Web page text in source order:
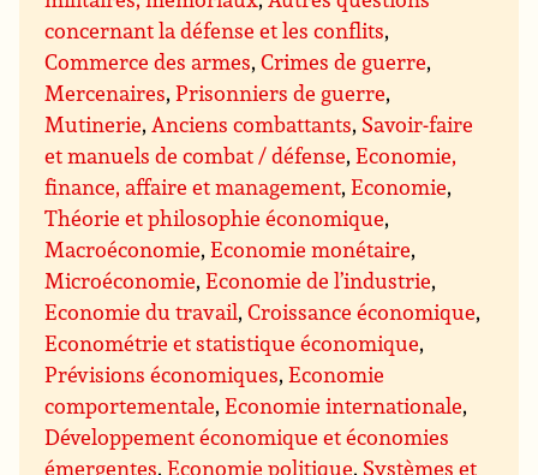
concernant la défense et les conflits,
Commerce des armes,Crimes de guerre,
Mercenaires,Prisonniers de guerre,
Mutinerie,Anciens combattants, Savoir-faire
et manuels de combat / défense,Economie,
finance, affaire et management,Economie,
Théorie et philosophie économique,
Macroéconomie,Economie monétaire,
Microéconomie,Economie de l’industrie,
Economie du travail,Croissance économique,
Econométrie et statistique économique,
Prévisions économiques,Economie
comportementale,Economie internationale,
Développement économique et économies
émergentes,Economie politique, Systèmes et